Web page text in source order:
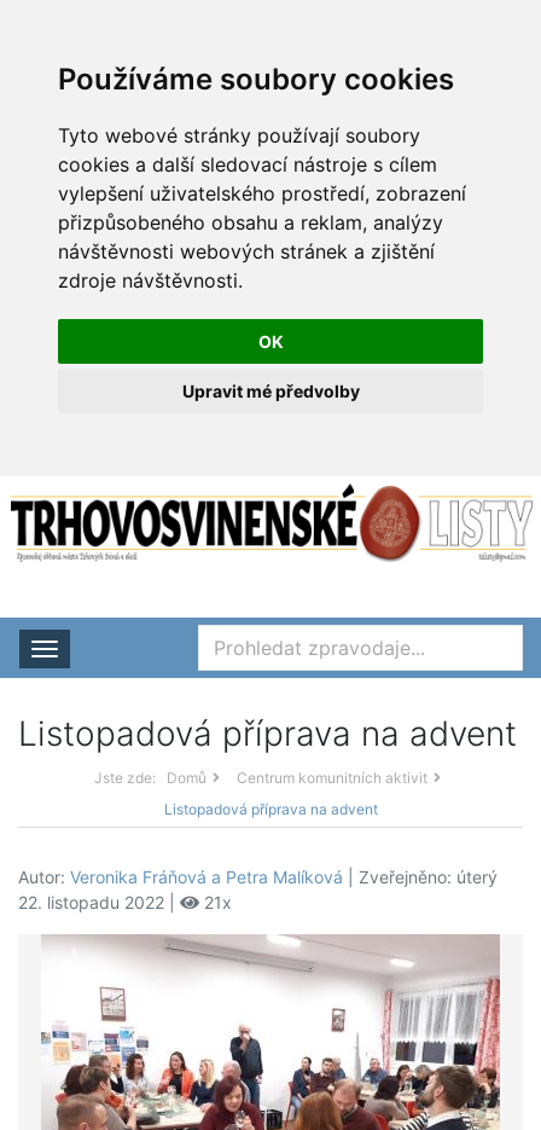
Používáme soubory cookies
Tyto webové stránky používají soubory
cookies a další sledovací nástroje s cílem
vylepšení uživatelského prostředí, zobrazení
přizpůsobeného obsahu a reklam, analýzy
návštěvnosti webových stránek a zjištění
zdroje návštěvnosti.
OK
Upravit mé předvolby
Rozbalit nabídku
Listopadová příprava na advent
Jste zde: Domů
Centrum komunitních aktivit
Listopadová příprava na advent
Autor: Veronika Fráňová a Petra Malíková | Zveřejněno: úterý
22. listopadu 2022 |
21x